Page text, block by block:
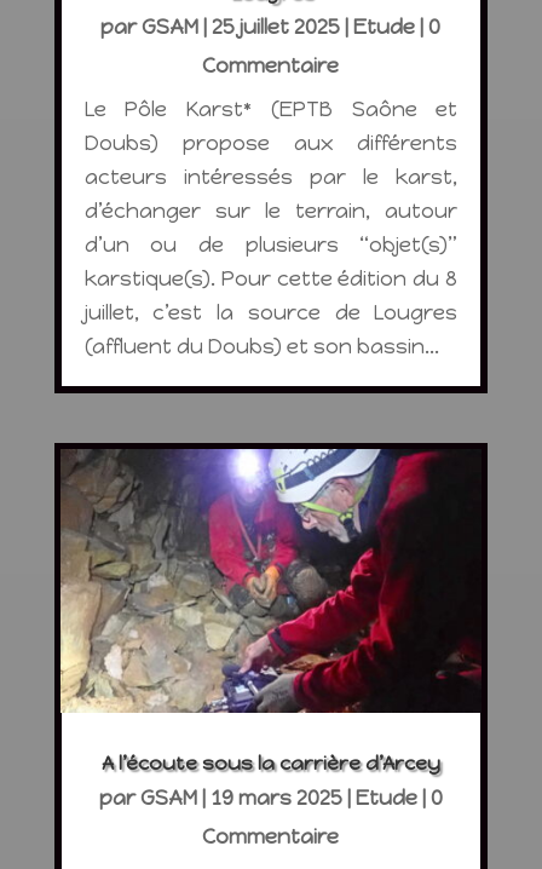
parGSAM | 25 juillet 2025 |Etude | 0
Commentaire
Le Pôle Karst* (EPTB Saône et
Doubs) propose aux différents
acteurs intéressés par le karst,
d’échanger sur le terrain, autour
d’un ou de plusieurs “objet(s)”
karstique(s). Pour cette édition du 8
juillet, c’est la source de Lougres
(affluent du Doubs) et son bassin...
A l’écoute sous la carrière d’Arcey
parGSAM| 19 mars 2025| Etude| 0
Commentaire